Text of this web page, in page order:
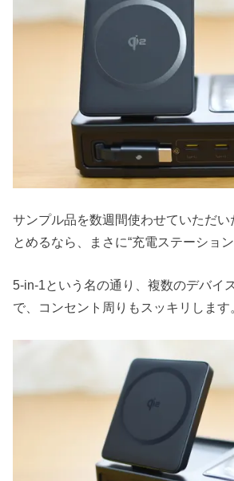
サンプル品を数週間使わせていただい
とめるなら、まさに“充電ステーション
5-in-1という名の通り、複数のデバイ
で、コンセント周りもスッキリします